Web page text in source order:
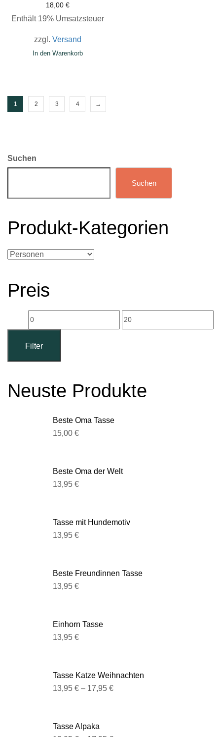
18,00 €
Enthält 19% Umsatzsteuer
zzgl. Versand
In den Warenkorb
1 2 3 4 →
Suchen
Suchen
Produkt-Kategorien
Preis
Filter
Neuste Produkte
Beste Oma Tasse
15,00 €
Beste Oma der Welt
13,95 €
Tasse mit Hundemotiv
13,95 €
Beste Freundinnen Tasse
13,95 €
Einhorn Tasse
13,95 €
Tasse Katze Weihnachten
13,95 € – 17,95 €
Tasse Alpaka